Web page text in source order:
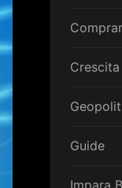
Crescita
Guide
Impara